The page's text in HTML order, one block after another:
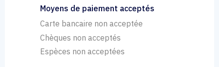
Moyens de paiement acceptés
Carte bancaire non acceptée
Chèques non acceptés
Espèces non acceptées